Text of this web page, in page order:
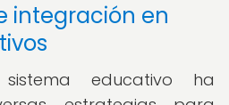
integración en
educativo ha